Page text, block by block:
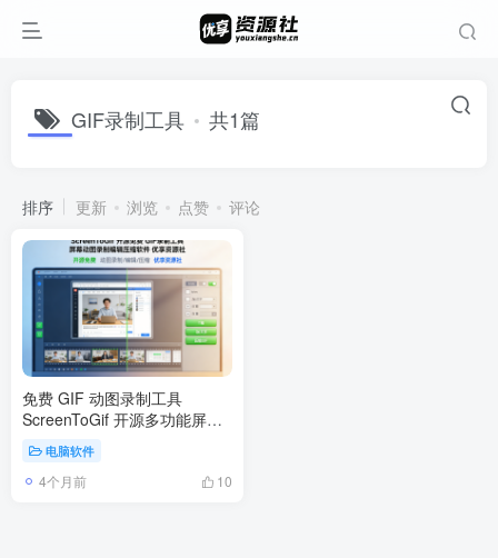
GIF录制工具 共1篇
排序 更新 浏览 点赞 评论
免费 GIF 动图录制工具
ScreenToGif 开源多功能屏幕
捕获编辑器
电脑软件
4个月前 10